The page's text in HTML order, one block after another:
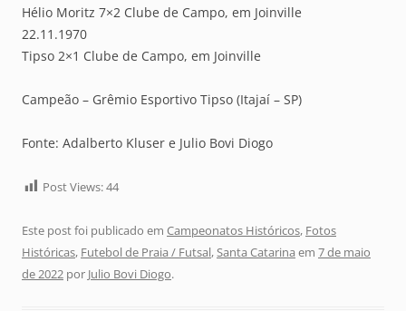
Hélio Moritz 7×2 Clube de Campo, em Joinville
22.11.1970
Tipso 2×1 Clube de Campo, em Joinville
Campeão – Grêmio Esportivo Tipso (Itajaí – SP)
Fonte: Adalberto Kluser e Julio Bovi Diogo
Post Views:44
Este post foi publicado em Campeonatos Históricos, Fotos
Históricas, Futebol de Praia / Futsal,Santa Catarina em 7 de maio
de 2022 por Julio Bovi Diogo.